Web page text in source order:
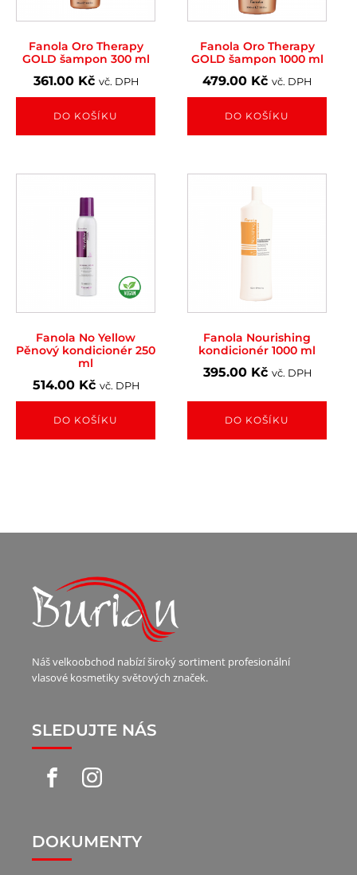
Fanola Oro Therapy
GOLD šampon 300 ml
361.00 Kč vč. DPH
DO KOŠÍKU
Fanola Oro Therapy
GOLD šampon 1000 ml
479.00 Kč vč. DPH
DO KOŠÍKU
Fanola No Yellow
Pěnový kondicionér 250
ml
514.00 Kč vč. DPH
DO KOŠÍKU
Fanola Nourishing
kondicionér 1000 ml
395.00 Kč vč. DPH
DO KOŠÍKU
Náš velkoobchod nabízí široký sortiment profesionální
vlasové kosmetiky světových značek.
SLEDUJTE NÁS
DOKUMENTY